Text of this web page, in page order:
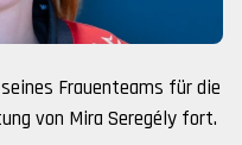
Frauenteams für die
von Mira Seregély fort.